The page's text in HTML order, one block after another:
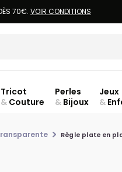
70€. VOIR CONDITIONS
Tricot
& Couture
Perles
& Bijoux
Jeux
&
Règle plate en